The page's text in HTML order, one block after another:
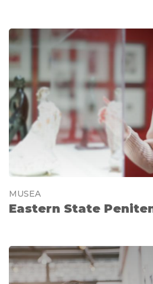
MUSEA
Eastern State